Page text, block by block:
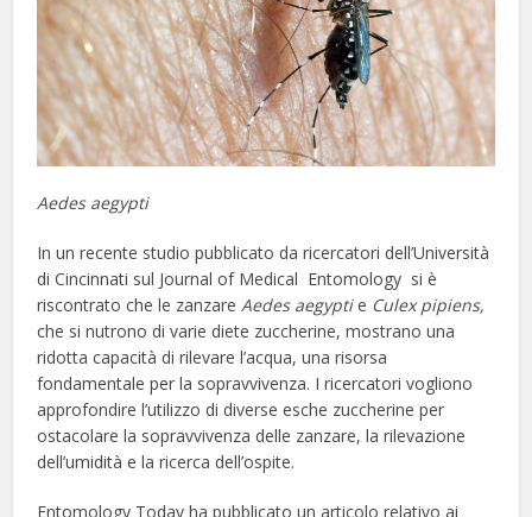
Aedes aegypti
In un recente studio pubblicato da ricercatori dell’Università
di Cincinnati sul Journal of Medical Entomology si è
riscontrato che le zanzareAedes aegyptie Culex pipiens,
che si nutrono di varie diete zuccherine, mostrano una
ridotta capacità di rilevare l’acqua, una risorsa
fondamentale per la sopravvivenza. I ricercatori vogliono
approfondire l’utilizzo di diverse esche zuccherine per
ostacolare la sopravvivenza delle zanzare, la rilevazione
dell’umidità e la ricerca dell’ospite.
Entomology Today ha pubblicato un articolo relativo ai